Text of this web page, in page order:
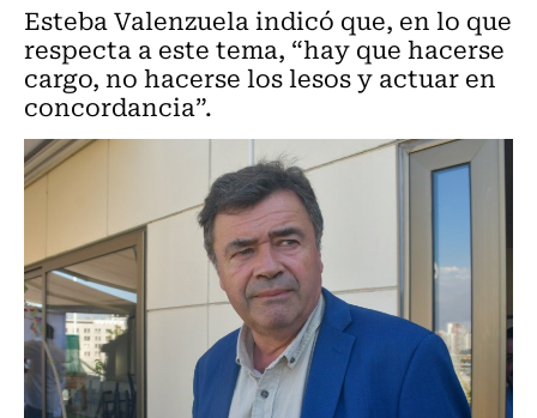
Esteba Valenzuela indicó que, en lo que
respecta a este tema, “hay que hacerse
cargo, no hacerse los lesos y actuar en
concordancia”.